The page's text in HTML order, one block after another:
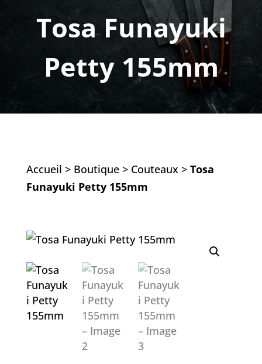
Tosa Funayuki
Petty 155mm
Accueil > Boutique> Couteaux > Tosa
Funayuki Petty 155mm